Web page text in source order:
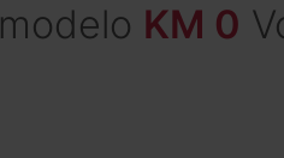
KM 0